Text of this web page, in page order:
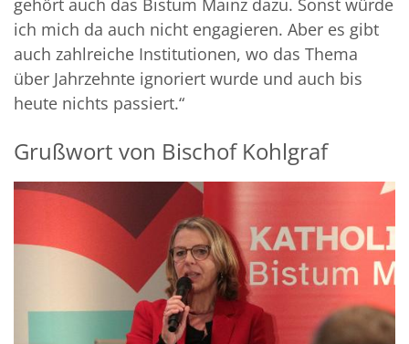
gehört auch das Bistum Mainz dazu. Sonst würde
ich mich da auch nicht engagieren. Aber es gibt
auch zahlreiche Institutionen, wo das Thema
über Jahrzehnte ignoriert wurde und auch bis
heute nichts passiert.“
Grußwort von Bischof Kohlgraf